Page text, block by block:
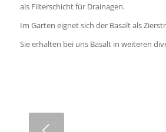
als Filterschicht für Drainagen.
Im Garten eignet sich der Basalt als
Sie erhalten bei uns Basalt in weiteren